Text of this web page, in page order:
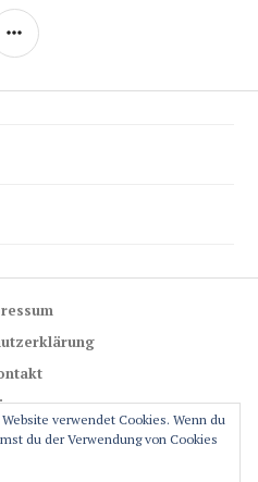
SEITENLEISTE
Rules
verwendet Cookies. Wenn du
du der Verwendung von Cookies